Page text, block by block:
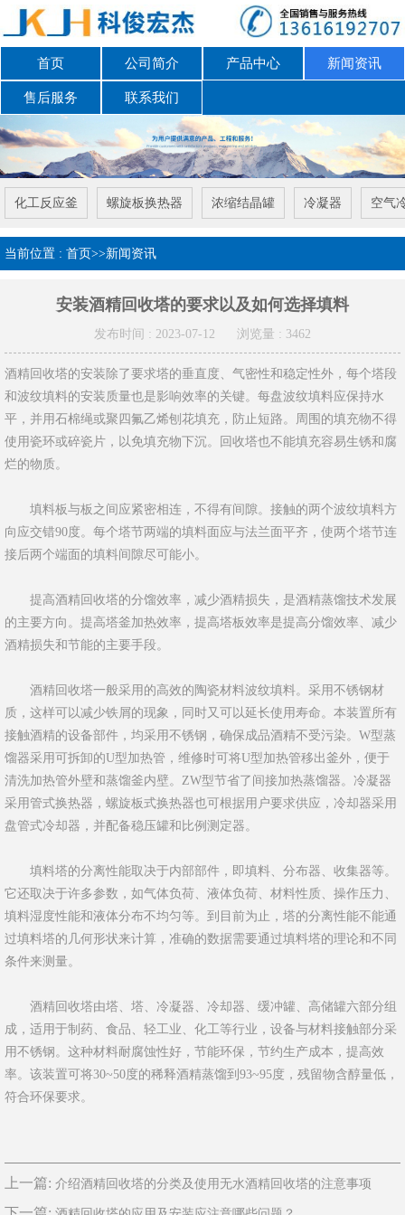
首页 公司简介 产品中心 新闻资讯
售后服务 联系我们
化工反应釜 螺旋板换热器 浓缩结晶罐 冷凝器 空气
当前位置 : 首页>>新闻资讯
安装酒精回收塔的要求以及如何选择填料
发布时间 : 2023-07-12 浏览量 : 3462
酒精回收塔的安装除了要求塔的垂直度、气密性和稳定性外，每个塔段
和波纹填料的安装质量也是影响效率的关键。每盘波纹填料应保持水
平，并用石棉绳或聚四氟乙烯刨花填充，防止短路。周围的填充物不得
使用瓷环或碎瓷片，以免填充物下沉。回收塔也不能填充容易生锈和腐
烂的物质。
填料板与板之间应紧密相连，不得有间隙。接触的两个波纹填料方
向应交错90度。每个塔节两端的填料面应与法兰面平齐，使两个塔节连
接后两个端面的填料间隙尽可能小。
提高酒精回收塔的分馏效率，减少酒精损失，是酒精蒸馏技术发展
的主要方向。提高塔釜加热效率，提高塔板效率是提高分馏效率、减少
酒精损失和节能的主要手段。
酒精回收塔一般采用的高效的陶瓷材料波纹填料。采用不锈钢材
质，这样可以减少铁屑的现象，同时又可以延长使用寿命。本装置所有
接触酒精的设备部件，均采用不锈钢，确保成品酒精不受污染。W型蒸
馏器采用可拆卸的U型加热管，维修时可将U型加热管移出釜外，便于
清洗加热管外壁和蒸馏釜内壁。ZW型节省了间接加热蒸馏器。冷凝器
采用管式换热器，螺旋板式换热器也可根据用户要求供应，冷却器采用
盘管式冷却器，并配备稳压罐和比例测定器。
填料塔的分离性能取决于内部部件，即填料、分布器、收集器等。
它还取决于许多参数，如气体负荷、液体负荷、材料性质、操作压力、
填料湿度性能和液体分布不均匀等。到目前为止，塔的分离性能不能通
过填料塔的几何形状来计算，准确的数据需要通过填料塔的理论和不同
条件来测量。
酒精回收塔由塔、塔、冷凝器、冷却器、缓冲罐、高储罐六部分组
成，适用于制药、食品、轻工业、化工等行业，设备与材料接触部分采
用不锈钢。这种材料耐腐蚀性好，节能环保，节约生产成本，提高效
率。该装置可将30~50度的稀释酒精蒸馏到93~95度，残留物含醇量低，
符合环保要求。
上一篇: 介绍酒精回收塔的分类及使用无水酒精回收塔的注意事项